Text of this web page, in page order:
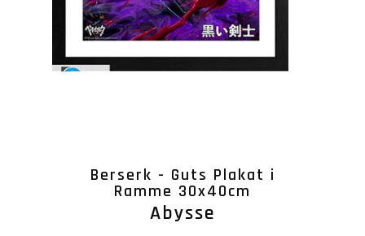
Berserk - Guts Plakat i
Ramme 30x40cm
Abysse